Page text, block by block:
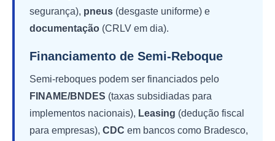
segurança), pneus (desgaste uniforme) e
documentação (CRLV em dia).
Financiamento de Semi-Reboque
Semi-reboques podem ser financiados pelo
FINAME/BNDES (taxas subsidiadas para
implementos nacionais), Leasing (dedução fiscal
para empresas), CDC em bancos como Bradesco,